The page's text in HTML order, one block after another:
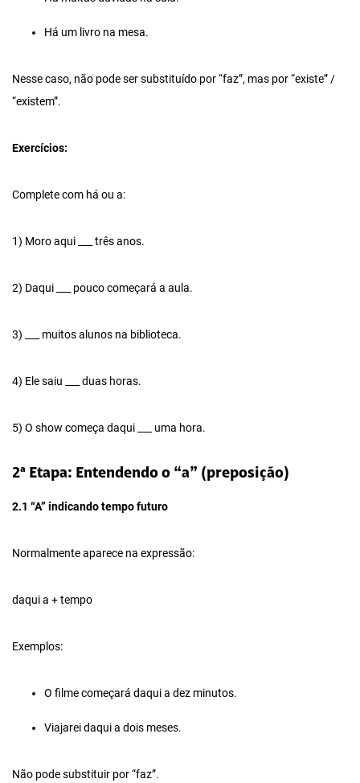
Há um livro na mesa.
Nesse caso, não pode ser substituído por “faz”, mas por “existe” /
“existem”.
Exercícios:
Complete com há ou a:
1) Moro aqui ___ três anos.
2) Daqui ___ pouco começará a aula.
3) ___ muitos alunos na biblioteca.
4) Ele saiu ___ duas horas.
5) O show começa daqui ___ uma hora.
2ª Etapa: Entendendo o “a” (preposição)
2.1 “A” indicando tempo futuro
Normalmente aparece na expressão:
daqui a + tempo
Exemplos:
O filme começará daqui a dez minutos.
Viajarei daqui a dois meses.
Não pode substituir por “faz”.